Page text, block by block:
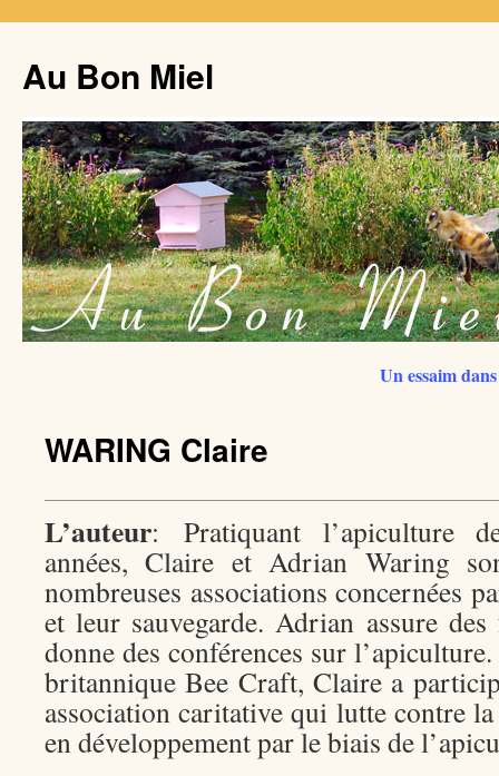
Au Bon Miel
Un essaim
WARING Claire
L’auteur: Pratiquant l’apiculture
années, Claire et Adrian Waring
nombreuses associations concernées
et leur sauvegarde. Adrian assure
donne des conférences sur
britannique Bee Craft, Claire a
association caritative qui lutte contre
en développement par le biais de